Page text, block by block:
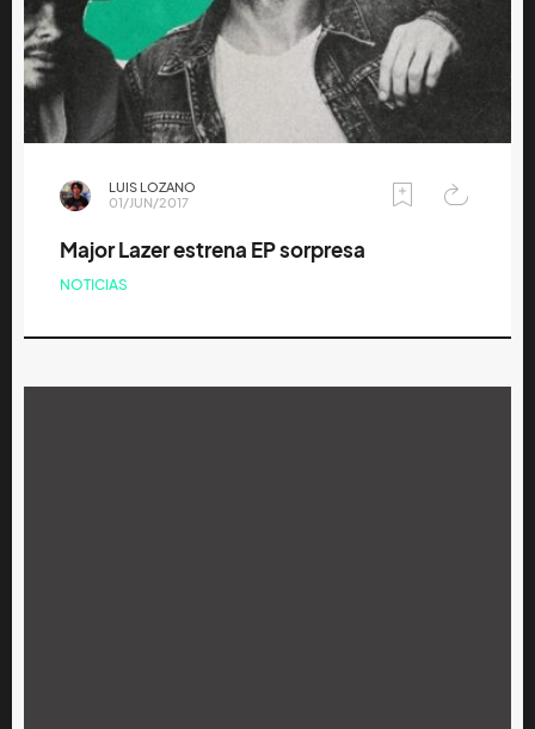
LUIS LOZANO
01/JUN/2017
Major Lazer estrena EP sorpresa
NOTICIAS